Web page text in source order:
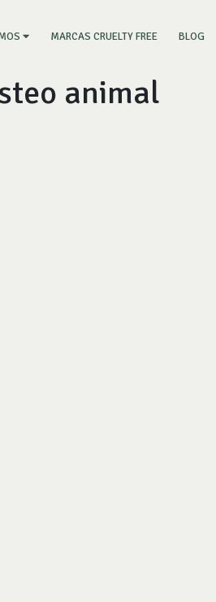
MARCAS CRUELTY FREE BLOG
animal